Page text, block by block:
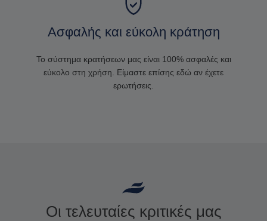
Ασφαλής και εύκολη κράτηση
Το σύστημα κρατήσεων μας είναι 100% ασφαλές και
εύκολο στη χρήση. Είμαστε επίσης εδώ αν έχετε
ερωτήσεις.
Οι τελευταίες κριτικές μας